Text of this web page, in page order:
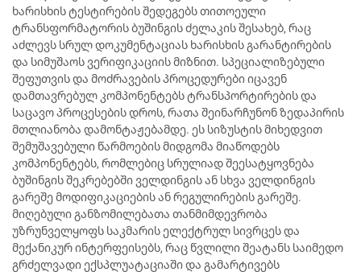
ხარისხის ტესტირების შედეგებს თითოეული
ტრანსფორმატორის ბუშინგის ძელაკის შესახებ, რაც
აძლევს სრულ დოკუმენტაციას ხარისხის გარანტირების
და სიმუშაოს ვერიფიკაციის მიზნით. სპეციალიზებული
შეფუთვის და მოძრავების პროცედურები იცავენ
დამთავრებულ კომპონენტებს ტრანსპორტირების და
საცავო პროცესების დროს, რათა შეინარჩუნონ ზედაპირის
მთლიანობა დამონტაჟებამდე. ეს სიზუსტის მიხედვით
შემუშავებული წარმოების მიდგომა მიაწოდებს
კომპონენტებს, რომლებიც სრულიად შეესატყოვნება
ბუშინგის შეკრებებში ველდინგის ან სხვა ველდინგის
გარეშე მოდიფიკაციების ან რეგულირების გარეშე.
მიღებული განზომილებათა თანმიმდევრობა
უზრუნველყოფს საკმარის ელექტრულ სივრცეს და
მექანიკურ ინტერფეისებს, რაც წვლილი შეატანს საიმედო
გრძელვადი ექსპლუატაციაში და გამარტივებს